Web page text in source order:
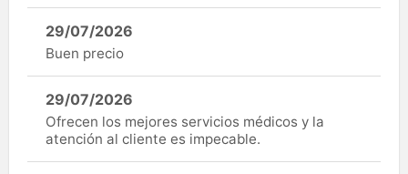
29/07/2026
Buen precio
29/07/2026
Ofrecen los mejores servicios médicos y la
atención al cliente es impecable.